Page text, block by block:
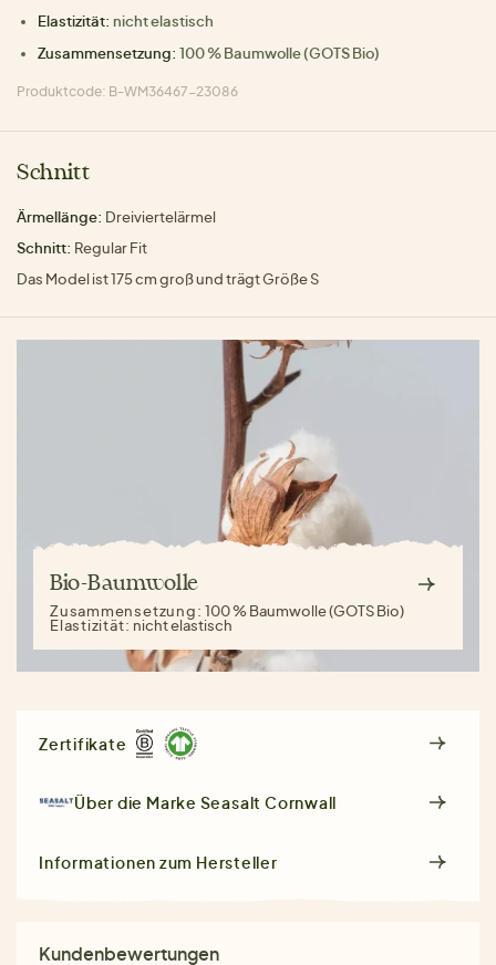
Elastizität: nicht elastisch
Zusammensetzung: 100 % Baumwolle (GOTS Bio)
Produktcode: B-WM36467-23086
Schnitt
Ärmellänge: Dreiviertelärmel
Schnitt: Regular Fit
Das Model ist 175 cm groß und trägt Größe S
Bio-Baumwolle
Zusammensetzung:100 % Baumwolle (GOTS Bio)
Elastizität: nicht elastisch
Zertifikate
Über die Marke Seasalt Cornwall
Informationen zum Hersteller
Kundenbewertungen